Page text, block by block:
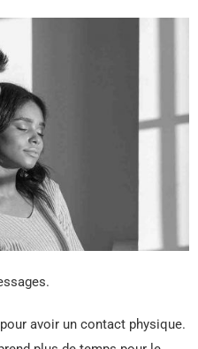
avoir un contact physique.